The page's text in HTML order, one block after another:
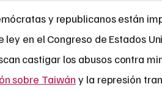
y republicanos están
ley en el Congreso de Estados
castigar los abusos contra
sobre Taiwán y la represión